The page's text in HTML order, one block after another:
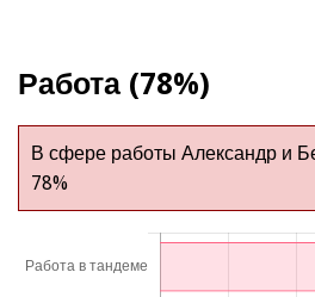
Работа (78%)
В сфере работы Александр и
78%